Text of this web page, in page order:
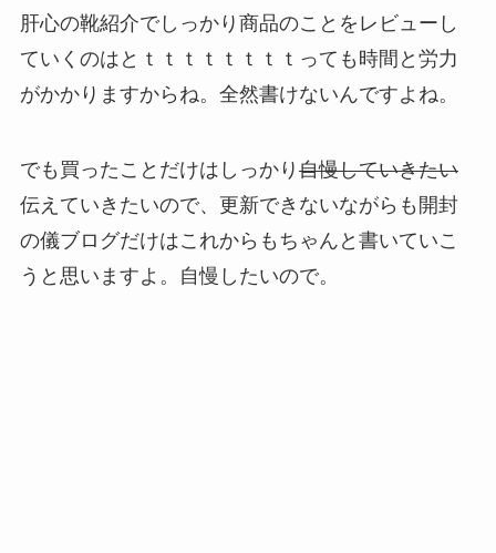
肝心の靴紹介でしっかり商品のことをレビューし
ていくのはとｔｔｔｔｔｔｔｔっても時間と労力
がかかりますからね。全然書けないんですよね。
でも買ったことだけはしっかり 自慢していきたい
伝えていきたいので、更新できないながらも開封
の儀ブログだけはこれからもちゃんと書いていこ
うと思いますよ。自慢したいので。